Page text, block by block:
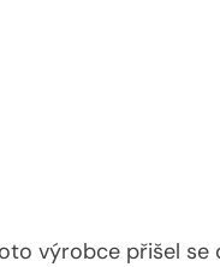
výrobce přišel se